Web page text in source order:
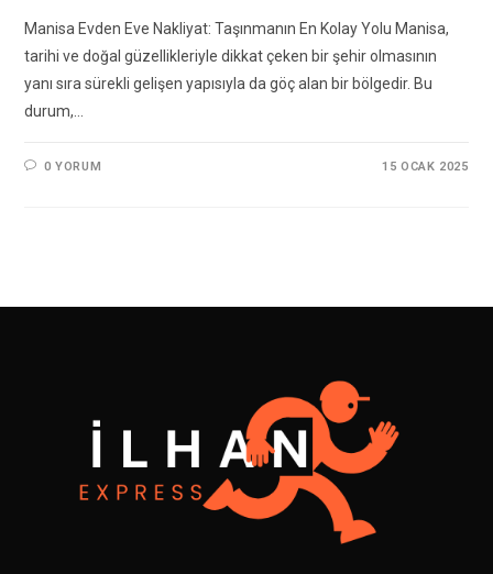
Manisa Evden Eve Nakliyat: Taşınmanın En Kolay Yolu Manisa,
tarihi ve doğal güzellikleriyle dikkat çeken bir şehir olmasının
yanı sıra sürekli gelişen yapısıyla da göç alan bir bölgedir. Bu
durum,…
0 YORUM 15 OCAK 2025